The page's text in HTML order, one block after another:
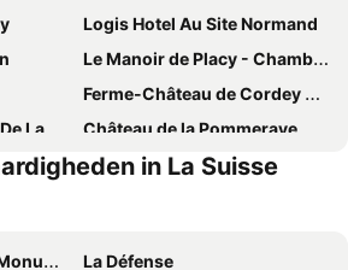
Logis Hotel Au Site Normand
Le Manoir de Placy - Chambres d'Hôtes
Ferme-Château de Cordey & Spa
du Temps
Château de la Pommeraye
Logis Hotel Du Commerce
in La Suisse
La Défense